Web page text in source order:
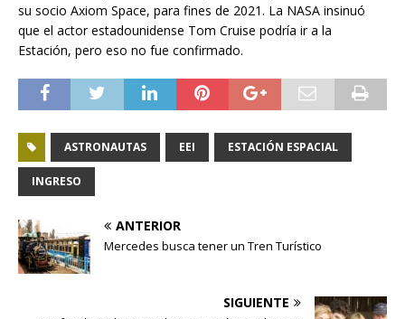
su socio Axiom Space, para fines de 2021. La NASA insinuó
que el actor estadounidense Tom Cruise podría ir a la
Estación, pero eso no fue confirmado.
ASTRONAUTAS EEI ESTACIÓN ESPACIAL
INGRESO
ANTERIOR
Mercedes busca tener un Tren Turístico
SIGUIENTE